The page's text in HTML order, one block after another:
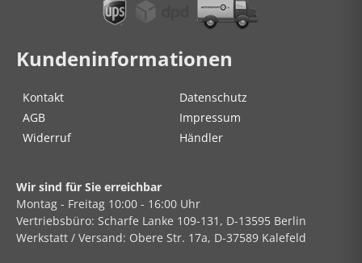
Kundeninformationen
Kontakt
Datenschutz
AGB
Impressum
Widerruf
Händler
Wir sind für Sie erreichbar
Montag - Freitag 10:00 - 16:00 Uhr
Vertriebsbüro: Scharfe Lanke 109-131, D-13595 Berlin
Werkstatt / Versand: Obere Str. 17a, D-37589 Kalefeld